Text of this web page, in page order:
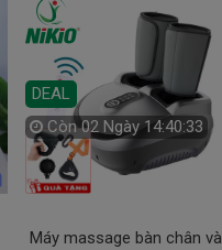
DEAL
Còn02 Ngày 14:40:32
Máy massage bàn chân và